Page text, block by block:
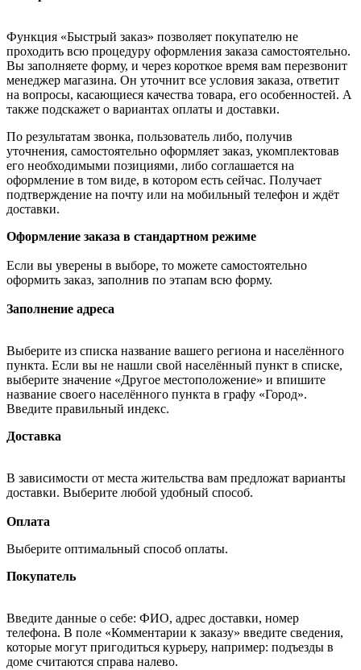
Функция «Быстрый заказ» позволяет покупателю не
проходить всю процедуру оформления заказа самостоятельно.
Вы заполняете форму, и через короткое время вам перезвонит
менеджер магазина. Он уточнит все условия заказа, ответит
на вопросы, касающиеся качества товара, его особенностей. А
также подскажет о вариантах оплаты и доставки.
По результатам звонка, пользователь либо, получив
уточнения, самостоятельно оформляет заказ, укомплектовав
его необходимыми позициями, либо соглашается на
оформление в том виде, в котором есть сейчас. Получает
подтверждение на почту или на мобильный телефон и ждёт
доставки.
Оформление заказа в стандартном режиме
Если вы уверены в выборе, то можете самостоятельно
оформить заказ, заполнив по этапам всю форму.
Заполнение адреса
Выберите из списка название вашего региона и населённого
пункта. Если вы не нашли свой населённый пункт в списке,
выберите значение «Другое местоположение» и впишите
название своего населённого пункта в графу «Город».
Введите правильный индекс.
Доставка
В зависимости от места жительства вам предложат варианты
доставки. Выберите любой удобный способ.
Оплата
Выберите оптимальный способ оплаты.
Покупатель
Введите данные о себе: ФИО, адрес доставки, номер
телефона. В поле «Комментарии к заказу» введите сведения,
которые могут пригодиться курьеру, например: подъезды в
доме считаются справа налево.